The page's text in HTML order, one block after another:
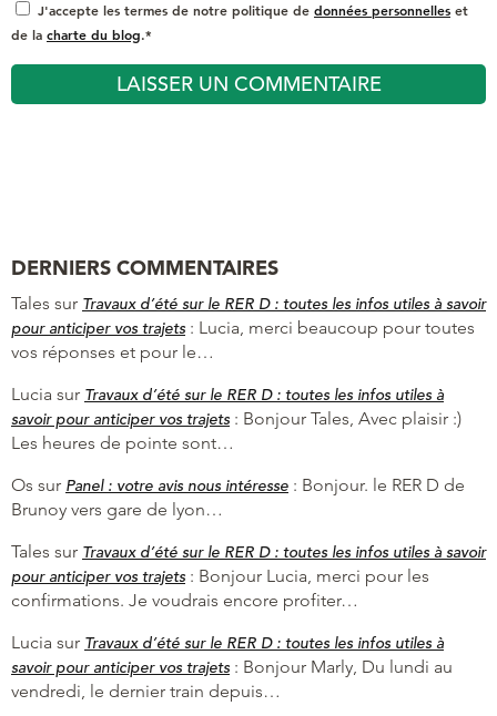
J'accepte les termes de notre politique de données personnelles et
de la charte du blog.*
DERNIERS COMMENTAIRES
Tales sur Travaux d’été sur le RER D : toutes les infos utiles à savoir
pour anticiper vos trajets : Lucia, merci beaucoup pour toutes
vos réponses et pour le…
Lucia sur Travaux d’été sur le RER D : toutes les infos utiles à
savoir pour anticiper vos trajets : Bonjour Tales, Avec plaisir :)
Les heures de pointe sont…
Os sur Panel : votre avis nous intéresse : Bonjour. le RER D de
Brunoy vers gare de lyon…
Tales sur Travaux d’été sur le RER D : toutes les infos utiles à savoir
pour anticiper vos trajets : Bonjour Lucia, merci pour les
confirmations. Je voudrais encore profiter…
Lucia sur Travaux d’été sur le RER D : toutes les infos utiles à
savoir pour anticiper vos trajets : Bonjour Marly, Du lundi au
vendredi, le dernier train depuis…